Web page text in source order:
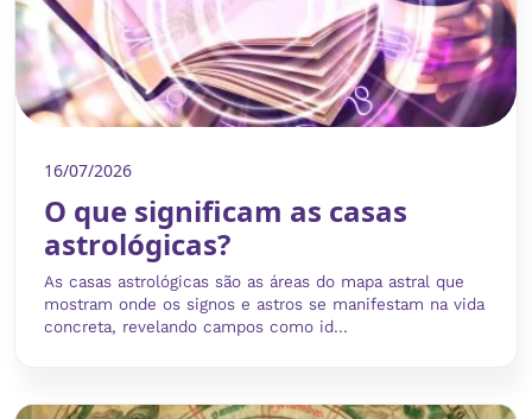
16/07/2026
O que significam as casas
astrológicas?
As casas astrológicas são as áreas do mapa astral que
mostram onde os signos e astros se manifestam na vida
concreta, revelando campos como id...